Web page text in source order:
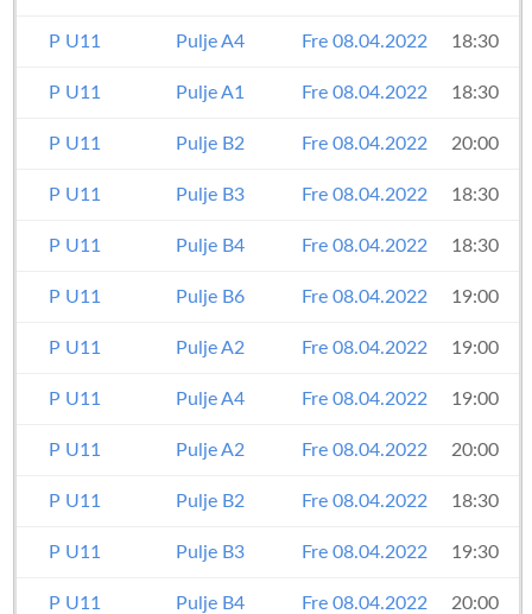
P U11 Pulje A4 Fre 08.04.2022 18:30
P U11 Pulje A1 Fre 08.04.2022 18:30
P U11 Pulje B2 Fre 08.04.2022 20:00
P U11 Pulje B3 Fre 08.04.2022 18:30
P U11 Pulje B4 Fre 08.04.2022 18:30
P U11 Pulje B6 Fre 08.04.2022 19:00
P U11 Pulje A2 Fre 08.04.2022 19:00
P U11 Pulje A4 Fre 08.04.2022 19:00
P U11 Pulje A2 Fre 08.04.2022 20:00
P U11 Pulje B2 Fre 08.04.2022 18:30
P U11 Pulje B3 Fre 08.04.2022 19:30
P U11 Pulje B4 Fre 08.04.2022 20:00